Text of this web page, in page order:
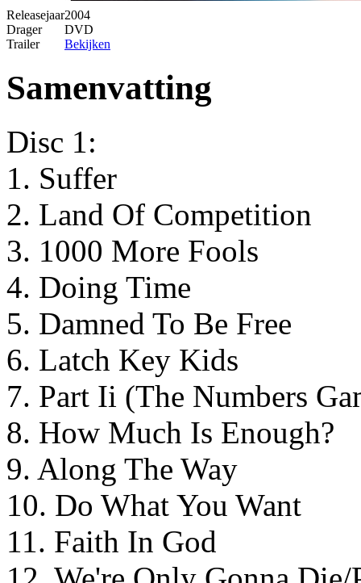
Releasejaar2004
Drager
DVD
Trailer
Bekijken
Samenvatting
Disc 1:
1. Suffer
2. Land Of Competition
3. 1000 More Fools
4. Doing Time
5. Damned To Be Free
6. Latch Key Kids
7. Part Ii (The Numbers
8. How Much Is Enough?
9. Along The Way
10. Do What You Want
11. Faith In God